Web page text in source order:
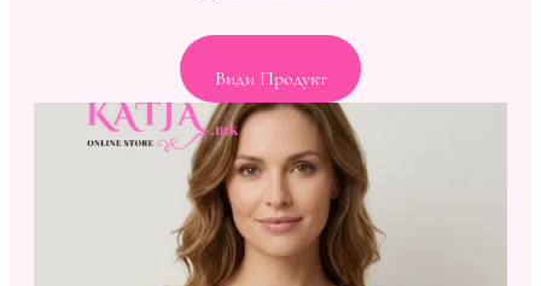
Види Продукт